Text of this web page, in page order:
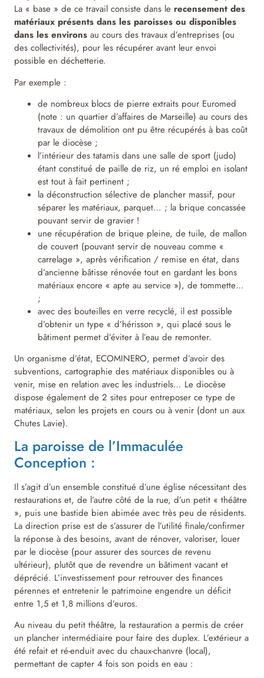
La « base » de ce travail consiste dans le recensement des
matériaux présents dans les paroisses ou disponibles
dans les environs au cours des travaux d’entreprises (ou
des collectivités), pour les récupérer avant leur envoi
possible en déchetterie.
Par exemple :
de nombreux blocs de pierre extraits pour Euromed
(note : un quartier d’affaires de Marseille) au cours des
travaux de démolition ont pu être récupérés à bas coût
par le diocèse ;
l’intérieur des tatamis dans une salle de sport (judo)
étant constitué de paille de riz, un ré emploi en isolant
est tout à fait pertinent ;
la déconstruction sélective de plancher massif, pour
séparer les matériaux, parquet… ; la brique concassée
pouvant servir de gravier !
une récupération de brique pleine, de tuile, de mallon
de couvert (pouvant servir de nouveau comme «
carrelage », après vérification / remise en état, dans
d’ancienne bâtisse rénovée tout en gardant les bons
matériaux encore « apte au service »), de tommette…
;
avec des bouteilles en verre recyclé, il est possible
d’obtenir un type « d’hérisson », qui placé sous le
bâtiment permet d’éviter à l’eau de remonter.
Un organisme d’état, ECOMINERO, permet d’avoir des
subventions, cartographie des matériaux disponibles ou à
venir, mise en relation avec les industriels… Le diocèse
dispose également de 2 sites pour entreposer ce type de
matériaux, selon les projets en cours ou à venir (dont un aux
Chutes Lavie).
La paroisse de l’Immaculée
Conception :
Il s’agit d’un ensemble constitué d’une église nécessitant des
restaurations et, de l’autre côté de la rue, d’un petit « théâtre
», puis une bastide bien abimée avec très peu de résidents.
La direction prise est de s’assurer de l’utilité finale/confirmer
la réponse à des besoins, avant de rénover, valoriser, louer
par le diocèse (pour assurer des sources de revenu
ultérieur), plutôt que de revendre un bâtiment vacant et
déprécié. L’investissement pour retrouver des finances
pérennes et entretenir le patrimoine engendre un déficit
entre 1,5 et 1,8 millions d’euros.
Au niveau du petit théâtre, la restauration a permis de créer
un plancher intermédiaire pour faire des duplex. L’extérieur a
été refait et ré-enduit avec du chaux-chanvre (local),
permettant de capter 4 fois son poids en eau :